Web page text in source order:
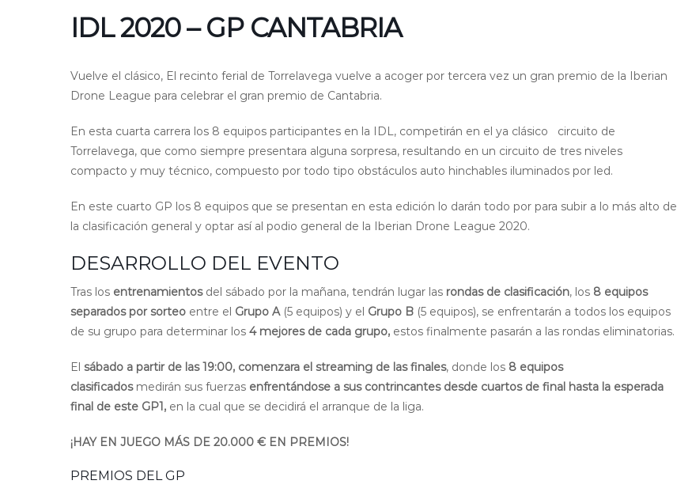
IDL 2020 – GP CANTABRIA
Vuelve el clásico, El recinto ferial de Torrelavega vuelve a acoger por tercera vez un gran premio de la Iberian
Drone League para celebrar el gran premio de Cantabria.
En esta cuarta carrera los 8 equipos participantes en la IDL, competirán en el ya clásico circuito de
Torrelavega, que como siempre presentara alguna sorpresa, resultando en un circuito de tres niveles
compacto y muy técnico, compuesto por todo tipo obstáculos auto hinchables iluminados por led.
En este cuarto GP los 8 equipos que se presentan en esta edición lo darán todo por para subir a lo más alto de
la clasificación general y optar así al podio general de la Iberian Drone League 2020.
DESARROLLO DEL EVENTO
Tras los entrenamientosdel sábado por la mañana, tendrán lugar las rondas de clasificación, los 8 equipos
separados por sorteo entre el Grupo A(5 equipos) y el Grupo B (5 equipos), se enfrentarán a todos los equipos
de su grupo para determinar los 4 mejores de cada grupo, estos finalmente pasarán a las rondas eliminatorias.
El sábado a partir de las 19:00, comenzara el streaming de las finales, donde los 8 equipos
clasificadosmedirán sus fuerzas enfrentándose a sus contrincantes desde cuartos de final hasta la esperada
final de este GP1, en la cual que se decidirá el arranque de la liga.
¡HAY EN JUEGO MÁS DE 20.000 € EN PREMIOS!
PREMIOS DEL GP